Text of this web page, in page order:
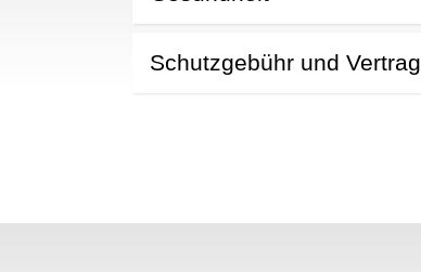
Schutzgebühr und Vertrag